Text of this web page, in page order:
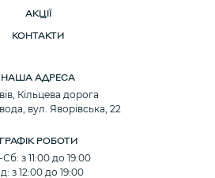
АКЦІЇ
КОНТАКТИ
НАША АДРЕСА
Кільцева дорога
вул. Яворівська, 22
ГРАФІК РОБОТИ
з 11:00 до 19:00
з 12:00 до 19:00